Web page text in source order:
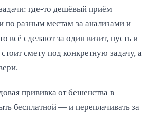
где-то дешёвый приём
по разным местам за анализами и
всё сделают за один визит, пусть и
смету под конкретную задачу, а
прививка от бешенства в
бесплатной — и переплачивать за